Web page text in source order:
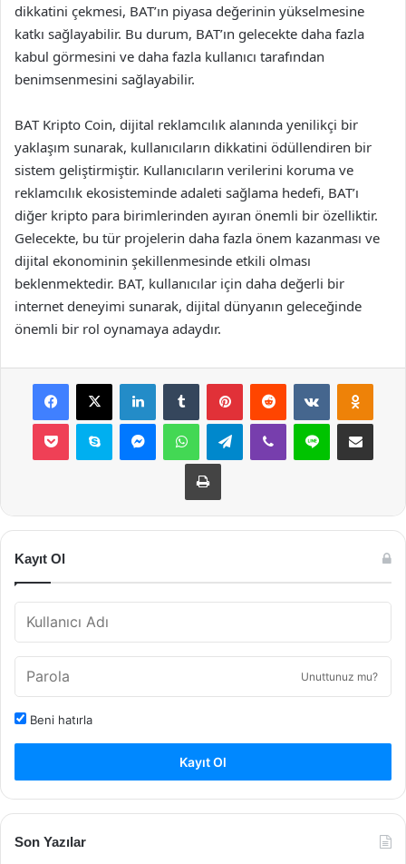
dikkatini çekmesi, BAT’ın piyasa değerinin yükselmesine
katkı sağlayabilir. Bu durum, BAT’ın gelecekte daha fazla
kabul görmesini ve daha fazla kullanıcı tarafından
benimsenmesini sağlayabilir.
BAT Kripto Coin, dijital reklamcılık alanında yenilikçi bir
yaklaşım sunarak, kullanıcıların dikkatini ödüllendiren bir
sistem geliştirmiştir. Kullanıcıların verilerini koruma ve
reklamcılık ekosisteminde adaleti sağlama hedefi, BAT’ı
diğer kripto para birimlerinden ayıran önemli bir özelliktir.
Gelecekte, bu tür projelerin daha fazla önem kazanması ve
dijital ekonominin şekillenmesinde etkili olması
beklenmektedir. BAT, kullanıcılar için daha değerli bir
internet deneyimi sunarak, dijital dünyanın geleceğinde
önemli bir rol oynamaya adaydır.
Facebook
X LinkedInTumblr PinterestReddit VKontakte
Pocket Skype MessengerWhatsAppTelegramViber Line E-Posta ile
Yazdır
Kayıt Ol
Unuttunuz mu?
Beni hatırla
Kayıt Ol
Son Yazılar